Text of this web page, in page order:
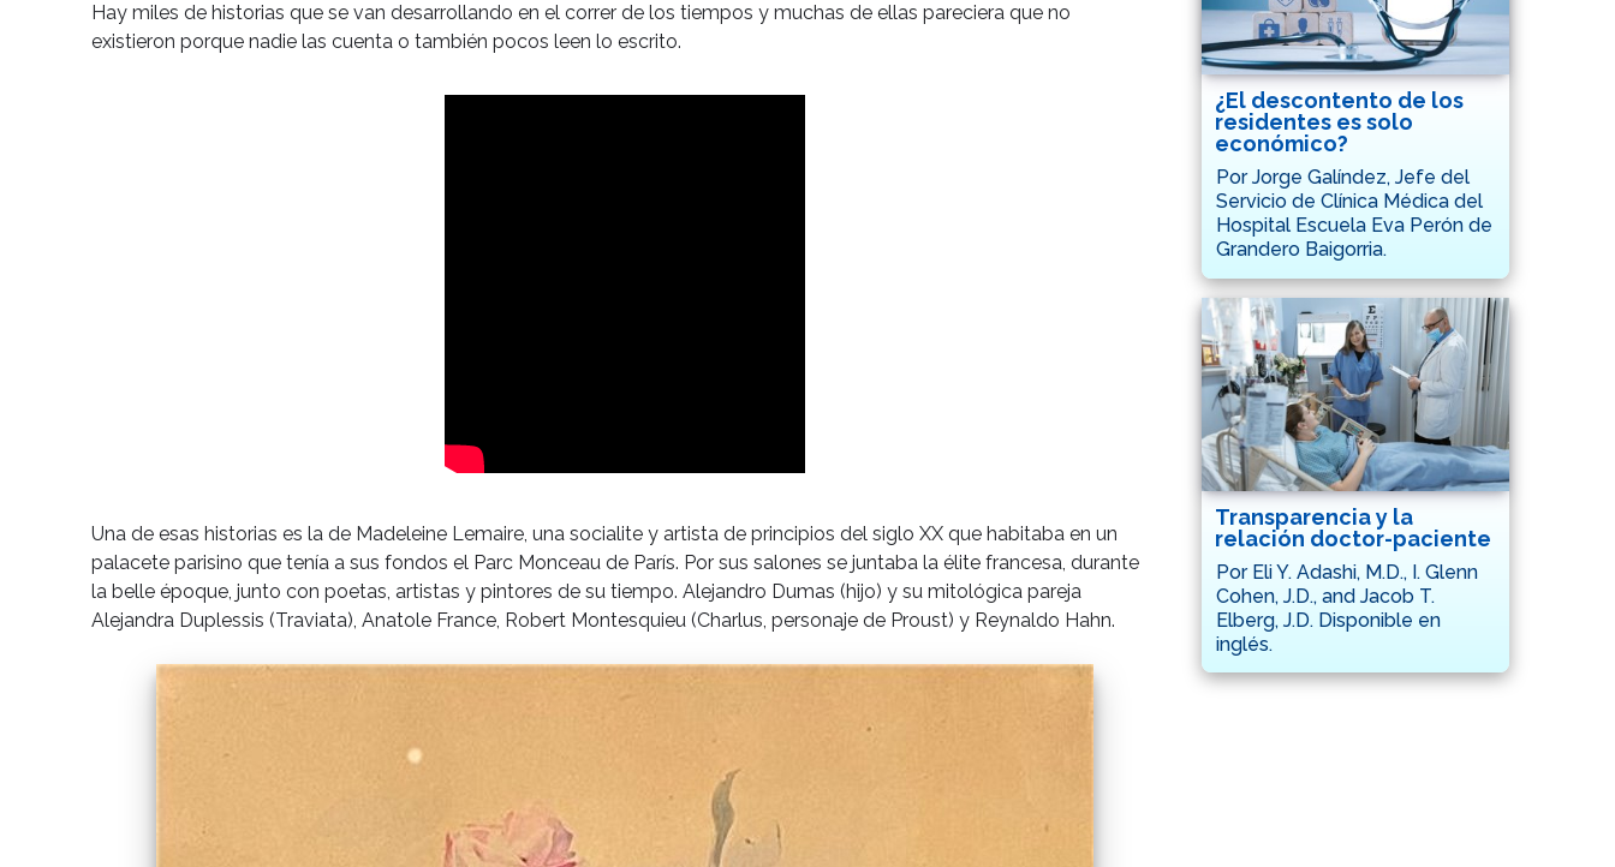
Hay miles de historias que se van desarrollando en el correr de los tiempos y muchas de ellas pareciera que no
existieron porque nadie las cuenta o también pocos leen lo escrito.
Una de esas historias es la de Madeleine Lemaire, una socialite y artista de principios del siglo XX que habitaba en un
palacete parisino que tenía a sus fondos el Parc Monceau de París. Por sus salones se juntaba la élite francesa, durante
la belle époque, junto con poetas, artistas y pintores de su tiempo. Alejandro Dumas (hijo) y su mitológica pareja
Alejandra Duplessis (Traviata), Anatole France, Robert Montesquieu (Charlus, personaje de Proust) y Reynaldo Hahn.
¿El descontento de los
residentes es solo
económico?
Por Jorge Galíndez, Jefe del
Servicio de Clínica Médica del
Hospital Escuela Eva Perón de
Grandero Baigorria.
Transparencia y la
relación doctor-paciente
Por Eli Y. Adashi, M.D., I. Glenn
Cohen, J.D., and Jacob T.
Elberg, J.D. Disponible en
inglés.